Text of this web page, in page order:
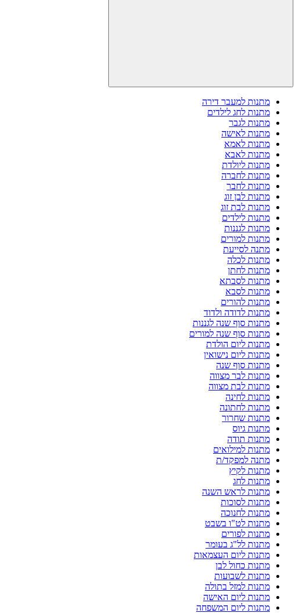
מתנות למעבר דירה
מתנות לחג לילדים
מתנות לגבר
מתנות לאישה
מתנות לאמא
מתנות לאבא
מתנות ליולדת
מתנות לחברה
מתנות לחבר
מתנות לבן זוג
מתנות לבת זוג
מתנות לילדים
מתנות לגננות
מתנות למורים
מתנה לסייעת
מתנות לכלה
מתנות לחתן
מתנות לסבתא
מתנות לסבא
מתנות להורים
מתנות לדודה ולדוד
מתנות סוף שנה לגננות
מתנות סוף שנה למורים
מתנות ליום הולדת
מתנות ליום נישואין
מתנות סוף שנה
מתנות לבר מצווה
מתנות לבת מצווה
מתנות לחינה
מתנות לחתונה
מתנות שחרור
מתנות גיוס
מתנות תודה
מתנות למילואים
מתנה למפקד/ת
מתנות לקיץ
מתנות לחג
מתנות לראש השנה
מתנות לסוכות
מתנות לחנוכה
מתנות לט"ו בשבט
מתנות לפורים
מתנות לל"ג בעומר
מתנות ליום העצמאות
מתנות כחול לבן
מתנות לשבועות
מתנות למזל בתולה
מתנות ליום האישה
מתנות ליום המשפחה